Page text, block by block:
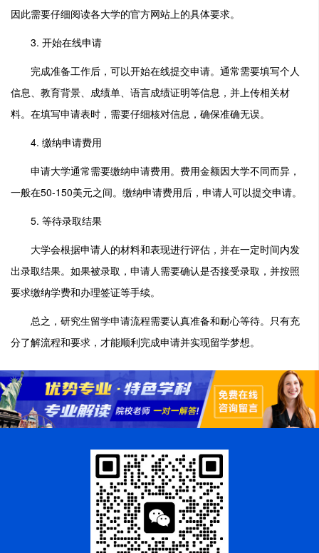
因此需要仔细阅读各大学的官方网站上的具体要求。
3. 开始在线申请
完成准备工作后，可以开始在线提交申请。通常需要填写个人
信息、教育背景、成绩单、语言成绩证明等信息，并上传相关材
料。在填写申请表时，需要仔细核对信息，确保准确无误。
4. 缴纳申请费用
申请大学通常需要缴纳申请费用。费用金额因大学不同而异，
一般在50-150美元之间。缴纳申请费用后，申请人可以提交申请。
5. 等待录取结果
大学会根据申请人的材料和表现进行评估，并在一定时间内发
出录取结果。如果被录取，申请人需要确认是否接受录取，并按照
要求缴纳学费和办理签证等手续。
总之，研究生留学申请流程需要认真准备和耐心等待。只有充
分了解流程和要求，才能顺利完成申请并实现留学梦想。